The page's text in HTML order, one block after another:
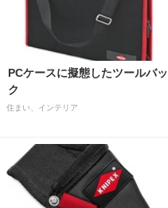
PCケースに擬態したツールバッ
ク
住まい、インテリア